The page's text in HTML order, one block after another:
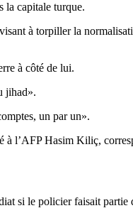
la capitale turque.
à torpiller la
à côté de lui.
jihad».
un par un».
à l’AFP Hasim Kiliç,
si le policier faisait